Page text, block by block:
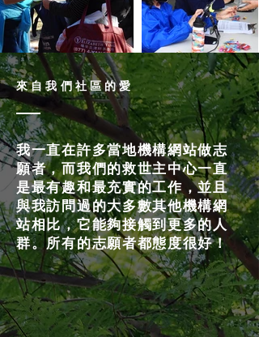
來自我們社區的愛
我一直在許多當地機構網站做志
願者，而我們的救世主中心一直
是最有趣和最充實的工作，並且
與我訪問過的大多數其他機構網
站相比，它能夠接觸到更多的人
群。所有的志願者都態度很好！